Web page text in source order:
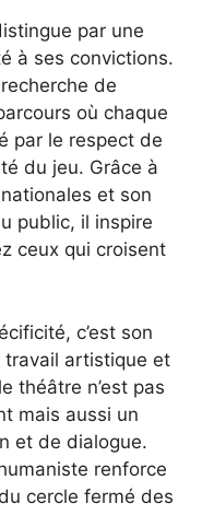
par une
à ses convictions.
de
où chaque
par le respect de
du jeu. Grâce à
et son
public, il inspire
ceux qui croisent
c’est son
travail artistique et
théâtre n’est pas
mais aussi un
et de dialogue.
renforce
cercle fermé des